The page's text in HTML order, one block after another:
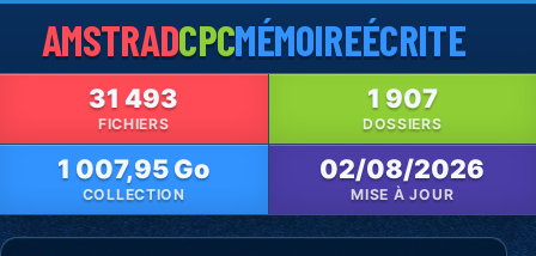
AMSTRADCPCMÉMOIREÉCRITE
31 493
FICHIERS
1 907
DOSSIERS
1 007,95 Go
COLLECTION
02/08/2026
MISE À JOUR